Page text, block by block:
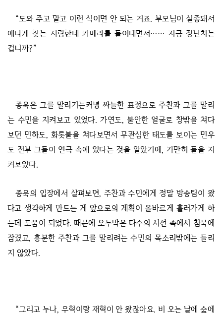
“도와 주고 말고 이런 식이면 안 되는 거죠. 부모님이 실종돼서
애타게 찾는 사람한테 카메라를 들이대면서…… 지금 장난치는
겁니까?”
종욱은 그를 말리기는커녕 싸늘한 표정으로 주찬과 그를 말리
는 수민을 지켜보고 있었다. 가연도, 불안한 얼굴로 창밖을 쳐다
보던 민하도, 화롯불을 쳐다보면서 무관심한 태도를 보이는 민우
도 전부 그들이 연극 속에 있다는 것을 알았기에, 가만히 둘을 지
켜보았다.
종욱의 입장에서 살펴보면, 주찬과 수민에게 정말 방송팀이 왔
다고 생각하게 만드는 게 앞으로의 계획이 올바르게 흘러가게 하
는데 도움이 되었다. 때문에 오두막은 다수의 시선 속에서 침묵에
잠겼고, 흥분한 주찬과 그를 말리려는 수민의 목소리밖에는 들리
지 않았다.
“그리고 누나, 우혁이랑 재혁이 안 왔잖아요. 비 오는 날에 숲에